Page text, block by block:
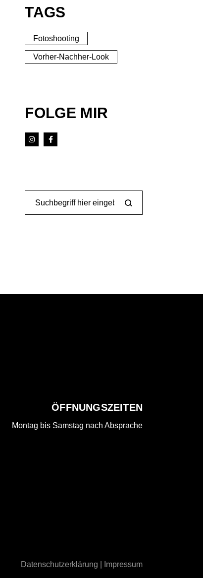
TAGS
Fotoshooting
Vorher-Nachher-Look
FOLGE MIR
Search
ÖFFNUNGSZEITEN
Montag bis Samstag nach Absprache
Datenschutzerklärung Impressum